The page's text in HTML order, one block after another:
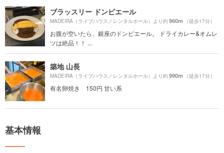
ブラッスリー ドンピエール
MADEIRA（ライブハウス／レンタルホール）より約960m （徒歩17分）
お腹が空いたら、銀座のドンピエール。 ドライカレー&オムレ
ツは絶品！！ ...
築地 山長
MADEIRA（ライブハウス／レンタルホール）より約990m （徒歩17分）
有名卵焼き 150円 甘い系
基本情報